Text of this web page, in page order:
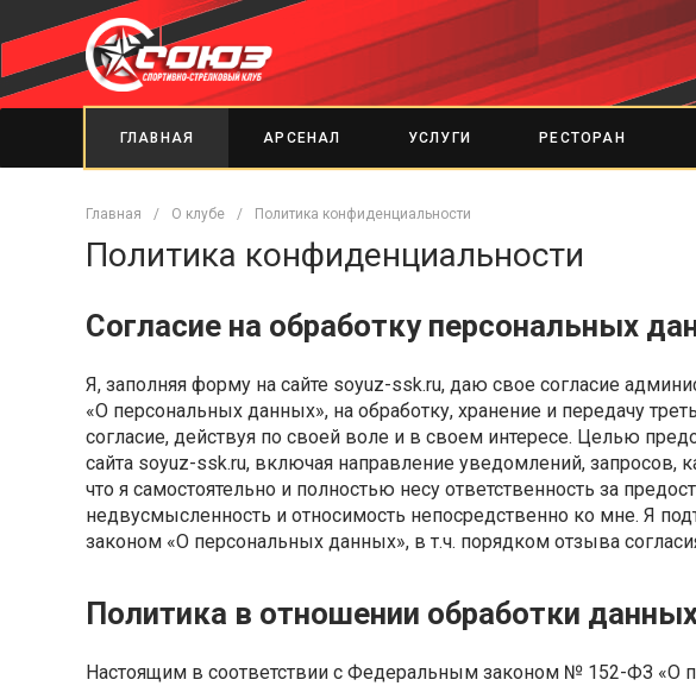
ГЛАВНАЯ АРСЕНАЛ УСЛУГИ РЕСТОРАН
Главная / О клубе / Политика конфиденциальности
Политика конфиденциальности
Согласие на обработку персональных
Я, заполняя форму на сайте soyuz-ssk.ru, даю свое согласие
«О персональных данных», на обработку, хранение и передачу
согласие, действуя по своей воле и в своем интересе. Целью
сайта soyuz-ssk.ru, включая направление уведомлений, запросов,
что я самостоятельно и полностью несу ответственность за
недвусмысленность и относимость непосредственно ко мне. Я
законом «О персональных данных», в т.ч. порядком отзыва
Политика в отношении обработки
Настоящим в соответствии с Федеральным законом № 152-ФЗ «О